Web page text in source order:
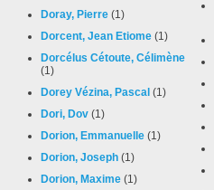
Doray, Pierre (1)
Dorcent, Jean Etiome (1)
Dorcélus Cétoute, Célimène
(1)
Dorey Vézina, Pascal (1)
Dori, Dov (1)
Dorion, Emmanuelle (1)
Dorion, Joseph (1)
Dorion, Maxime (1)